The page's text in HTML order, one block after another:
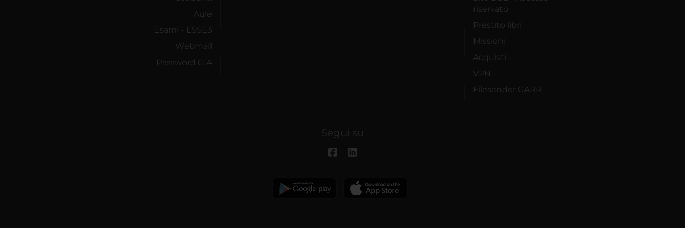
Aule
Esami - ESSE3
Webmail
Password GIA
riservato
Prestito libri
Missioni
Acquisti
VPN
Filesender GARR
Segui su